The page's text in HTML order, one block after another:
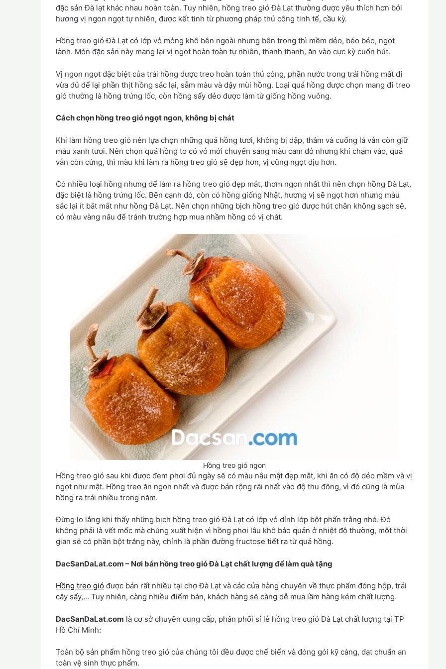
đặc sản Đà lạt khác nhau hoàn toàn. Tuy nhiên, hồng treo gió Đà Lạt thường được yêu thích hơn bởi
hương vị ngon ngọt tự nhiên, được kết tinh từ phương pháp thủ công tinh tế, cầu kỳ.
Hồng treo gió Đà Lạt có lớp vỏ mỏng khô bên ngoài nhưng bên trong thì mềm dẻo, béo béo, ngọt
lành. Món đặc sản này mang lại vị ngọt hoàn toàn tự nhiên, thanh thanh, ăn vào cực kỳ cuốn hút.
Vị ngon ngọt đặc biệt của trái hồng được treo hoàn toàn thủ công, phần nước trong trái hồng mất đi
vừa đủ để lại phần thịt hồng sắc lại, sẫm màu và dậy mùi hồng. Loại quả hồng được chọn mang đi treo
gió thường là hồng trứng lốc, còn hồng sấy dẻo được làm từ giống hồng vuông.
Cách chọn hồng treo gió ngọt ngon, không bị chát
Khi làm hồng treo gió nên lựa chọn những quả hồng tươi, không bị dập, thâm và cuống lá vẫn còn giữ
màu xanh tươi. Nên chọn quả hồng to có vỏ mới chuyển sang màu cam đỏ nhưng khi chạm vào, quả
vẫn còn cứng, thì màu khi làm ra hồng treo gió sẽ đẹp hơn, vị cũng ngọt dịu hơn.
Có nhiều loại hồng nhưng để làm ra hồng treo gió đẹp mắt, thơm ngon nhất thì nên chọn hồng Đà Lạt,
đặc biệt là hồng trứng lốc. Bên cạnh đó, còn có hồng giống Nhật, hương vị sẽ ngọt hơn nhưng màu
sắc lại ít bắt mắt như hồng Đà Lạt. Nên chọn những bịch hồng treo gió được hút chân không sạch sẽ,
có màu vàng nâu để tránh trường hợp mua nhầm hồng có vị chát.
Hồng treo gió ngon
Hồng treo gió sau khi được đem phơi đủ ngày sẽ có màu nâu mật đẹp mắt, khi ăn có độ dẻo mềm và vị
ngọt như mật. Hồng treo ăn ngon nhất và được bán rộng rãi nhất vào độ thu đông, vì đó cũng là mùa
hồng ra trái nhiều trong năm.
Đừng lo lắng khi thấy những bịch hồng treo gió Đà Lạt có lớp vỏ dính lớp bột phấn trắng nhé. Đó
không phải là vết mốc mà chúng xuất hiện vì hồng phơi lâu khô bảo quản ở nhiệt độ thường, một thời
gian sẽ có phần bột trắng này, chính là phần đường fructose tiết ra từ quả hồng.
DacSanDaLat.com – Nơi bán hồng treo gió Đà Lạt chất lượng để làm quà tặng
Hồng treo gió được bán rất nhiều tại chợ Đà Lạt và các cửa hàng chuyên về thực phẩm đóng hộp, trái
cây sấy,… Tuy nhiên, càng nhiều điểm bán, khách hàng sẽ càng dễ mua lầm hàng kém chất lượng.
DacSanDaLat.com là cơ sở chuyên cung cấp, phân phối sỉ lẻ hồng treo gió Đà Lạt chất lượng tại TP
Hồ Chí Minh:
Toàn bộ sản phẩm hồng treo gió của chúng tôi đều được chế biến và đóng gói kỹ càng, đạt chuẩn an
toàn vệ sinh thực phẩm.